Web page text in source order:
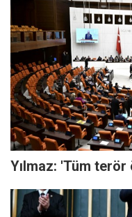
Yılmaz: 'Tüm